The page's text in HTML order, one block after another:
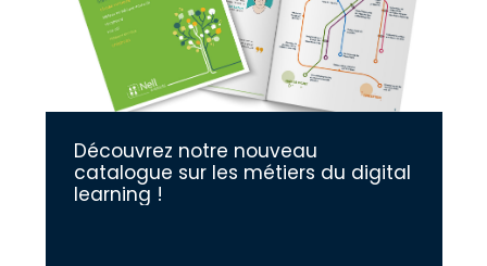
Découvrez notre nouveau
catalogue sur les métiers du digital
learning !